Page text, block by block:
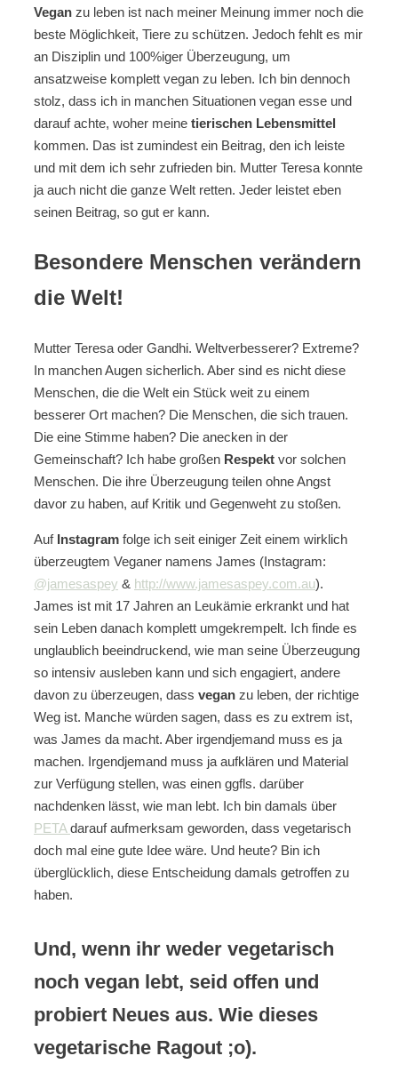
Vegan zu leben ist nach meiner Meinung immer noch die
beste Möglichkeit, Tiere zu schützen. Jedoch fehlt es mir
an Disziplin und 100%iger Überzeugung, um
ansatzweise komplett vegan zu leben. Ich bin dennoch
stolz, dass ich in manchen Situationen vegan esse und
darauf achte, woher meine tierischen Lebensmittel
kommen. Das ist zumindest ein Beitrag, den ich leiste
und mit dem ich sehr zufrieden bin. Mutter Teresa konnte
ja auch nicht die ganze Welt retten. Jeder leistet eben
seinen Beitrag, so gut er kann.
Besondere Menschen verändern
die Welt!
Mutter Teresa oder Gandhi. Weltverbesserer? Extreme?
In manchen Augen sicherlich. Aber sind es nicht diese
Menschen, die die Welt ein Stück weit zu einem
besserer Ort machen? Die Menschen, die sich trauen.
Die eine Stimme haben? Die anecken in der
Gemeinschaft? Ich habe großen Respekt vor solchen
Menschen. Die ihre Überzeugung teilen ohne Angst
davor zu haben, auf Kritik und Gegenweht zu stoßen.
Auf Instagram folge ich seit einiger Zeit einem wirklich
überzeugtem Veganer namens James (Instagram:
@jamesaspey & http://www.jamesaspey.com.au).
James ist mit 17 Jahren an Leukämie erkrankt und hat
sein Leben danach komplett umgekrempelt. Ich finde es
unglaublich beeindruckend, wie man seine Überzeugung
so intensiv ausleben kann und sich engagiert, andere
davon zu überzeugen, dass vegan zu leben, der richtige
Weg ist. Manche würden sagen, dass es zu extrem ist,
was James da macht. Aber irgendjemand muss es ja
machen. Irgendjemand muss ja aufklären und Material
zur Verfügung stellen, was einen ggfls. darüber
nachdenken lässt, wie man lebt. Ich bin damals über
PETAdarauf aufmerksam geworden, dass vegetarisch
doch mal eine gute Idee wäre. Und heute? Bin ich
überglücklich, diese Entscheidung damals getroffen zu
haben.
Und, wenn ihr weder vegetarisch
noch vegan lebt, seid offen und
probiert Neues aus. Wie dieses
vegetarische Ragout ;o).